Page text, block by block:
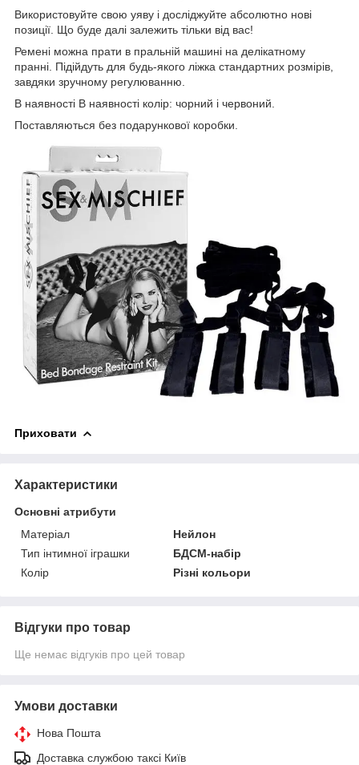
Використовуйте свою уяву і досліджуйте абсолютно нові
позиції. Що буде далі залежить тільки від вас!
Ремені можна прати в пральній машині на делікатному
пранні. Підійдуть для будь-якого ліжка стандартних розмірів,
завдяки зручному регулюванню.
В наявності В наявності колір: чорний і червоний.
Поставляються без подарункової коробки.
Приховати
Характеристики
Основні атрибути
Матеріал
Нейлон
Тип інтимної іграшки
БДСМ-набір
Колір
Різні кольори
Відгуки про товар
Ще немає відгуків про цей товар
Умови доставки
Нова Пошта
Доставка службою таксі Київ